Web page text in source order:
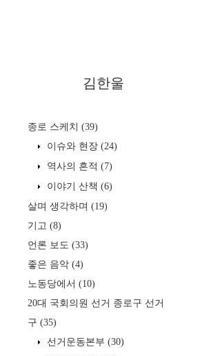
김한울
종로 스케치 (39)
이슈와 현장 (24)
역사의 흔적 (7)
이야기 산책 (6)
살며 생각하며 (19)
기고 (8)
언론 보도 (33)
좋은 음악 (4)
노동당에서 (10)
20대 국회의원 선거 종로구 선거
구 (35)
선거운동본부 (30)